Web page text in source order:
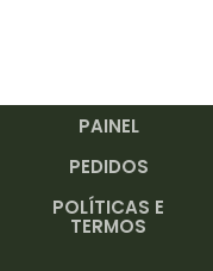
PAINEL
PEDIDOS
POLÍTICAS E
TERMOS